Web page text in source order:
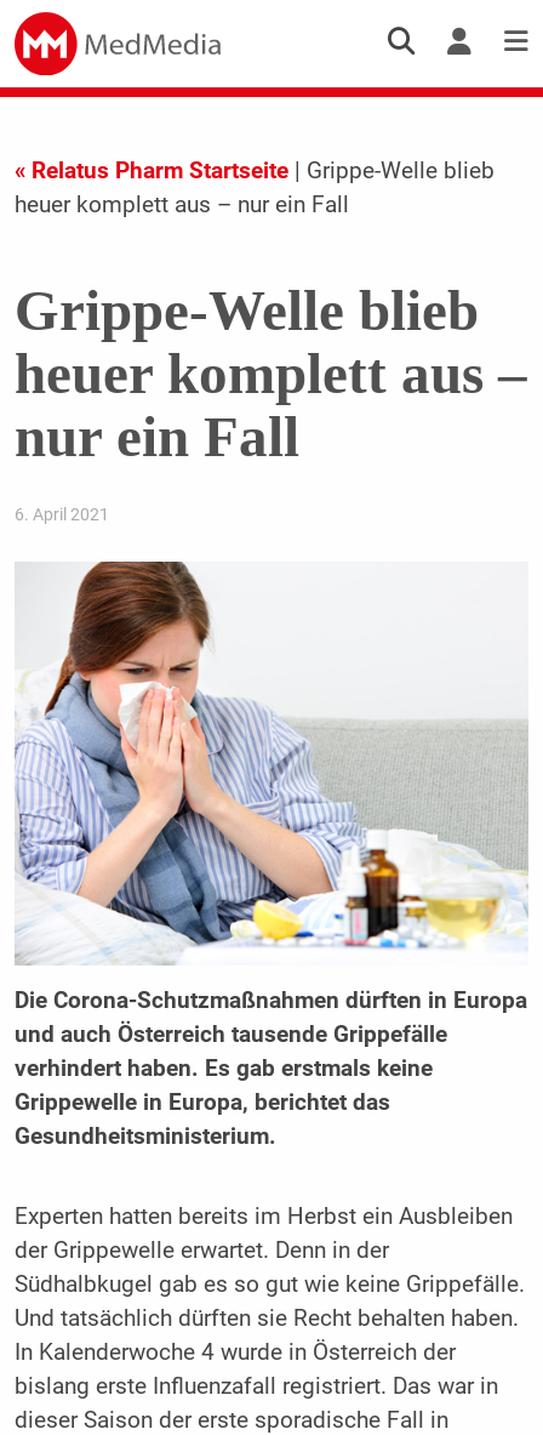
« Relatus Pharm Startseite| Grippe-Welle blieb
heuer komplett aus – nur ein Fall
Grippe-Welle blieb
heuer komplett aus –
nur ein Fall
6. April 2021
Die Corona-Schutzmaßnahmen dürften in Europa
und auch Österreich tausende Grippefälle
verhindert haben. Es gab erstmals keine
Grippewelle in Europa, berichtet das
Gesundheitsministerium.
Experten hatten bereits im Herbst ein Ausbleiben
der Grippewelle erwartet. Denn in der
Südhalbkugel gab es so gut wie keine Grippefälle.
Und tatsächlich dürften sie Recht behalten haben.
In Kalenderwoche 4 wurde in Österreich der
bislang erste Influenzafall registriert. Das war in
dieser Saison der erste sporadische Fall in